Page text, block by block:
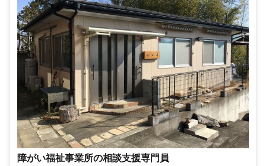
障がい福祉事業所の相談支援専門員